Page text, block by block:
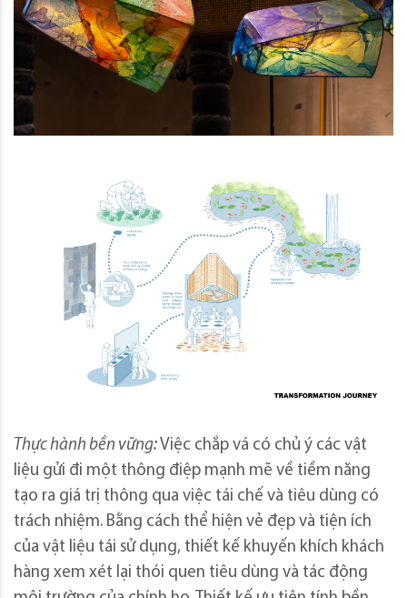
Thực hành bền vững: Việc chắp vá có chủ ý các vật
liệu gửi đi một thông điệp mạnh mẽ về tiềm năng
tạo ra giá trị thông qua việc tái chế và tiêu dùng có
trách nhiệm. Bằng cách thể hiện vẻ đẹp và tiện ích
của vật liệu tái sử dụng, thiết kế khuyến khích khách
hàng xem xét lại thói quen tiêu dùng và tác động